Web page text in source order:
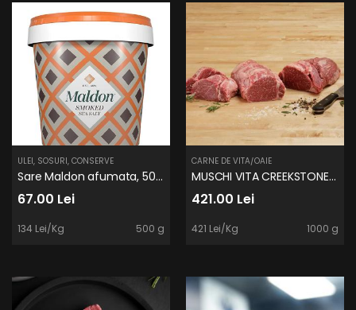
ULEI, SOSURI, CONSERVE
Sare Maldon afumata, 500 g, Maldon Salt
67.00 Lei
134 Lei/Kg 500 g
CARNE DE VITA/OAIE
MUSCHI VITA CREEKSTONE 4/5
421.00 Lei
421 Lei/Kg 1000 g